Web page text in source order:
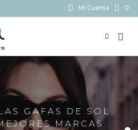
Mi Cuenta 0
GAFAS DE SOL
MARCAS